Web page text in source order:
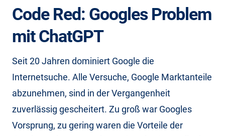
Code Red: Googles Problem
mit ChatGPT
Seit 20 Jahren dominiert Google die
Internetsuche. Alle Versuche, Google Marktanteile
abzunehmen, sind in der Vergangenheit
zuverlässig gescheitert. Zu groß war Googles
Vorsprung, zu gering waren die Vorteile der